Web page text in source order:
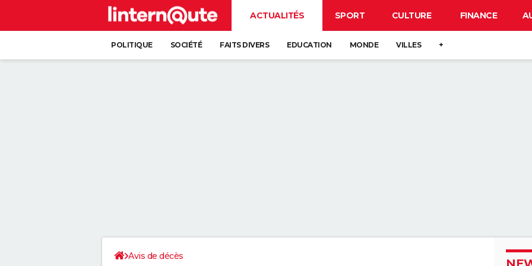
ACTUALITÉS SPORT CULTURE FINANCE
POLITIQUE SOCIÉTÉ FAITS DIVERS EDUCATION MONDE VILLES +
Avis de décès